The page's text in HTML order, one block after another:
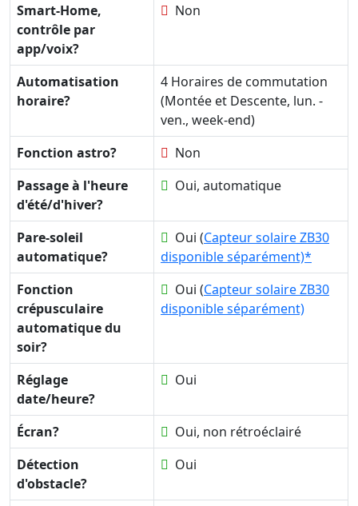
Smart-Home,
contrôle par
app/voix?
Non
Automatisation
horaire?
4 Horaires de commutation
(Montée et Descente, lun. -
ven., week-end)
Fonction astro?
Non
Passage à l'heure
d'été/d'hiver?
Oui, automatique
Pare-soleil
automatique?
Oui (Capteur solaire ZB30
disponible séparément)*
Fonction
crépusculaire
automatique du
soir?
Oui (Capteur solaire ZB30
disponible séparément)
Réglage
date/heure?
Oui
Écran?
Oui, non rétroéclairé
Détection
d'obstacle?
Oui